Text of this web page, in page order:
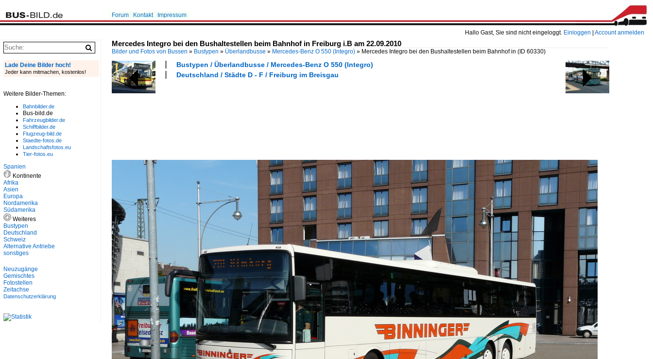
Hallo Gast, Sie sind nicht eingeloggt. Einloggen Account anmelden
Forum Kontakt Impressum
Mercedes Integro bei den Bushaltestellen beim Bahnhof in Freiburg i.B am 22.09.2010
Bilder und Fotos von Bussen » Bustypen » Überlandbusse » Mercedes-Benz O 550 (Integro) » Mercedes Integro bei den Bushaltestellen beim Bahnhof in (ID 60330)
Bustypen / Überlandbusse / Mercedes-Benz O 550 (Integro)
Deutschland / Städte D - F / Freiburg im Breisgau
Lade Deine Bilder hoch!
Jeder kann mitmachen, kostenlos!
Weitere Bilder-Themen:
Bahnbilder.de
Bus-bild.de
Fahrzeugbilder.de
Schiffbilder.de
Flugzeug-bild.de
Staedte-fotos.de
Landschaftsfotos.eu
Tier-fotos.eu
Spanien
Kontinente
Afrika
Asien
Europa
Nordamerika
Südamerika
Weiteres
Bustypen
Deutschland
Schweiz
Alternative Antriebe
sonstiges
Neuzugänge
Gemischtes
Fotostellen
Zeitachse
Datenschutzerklärung